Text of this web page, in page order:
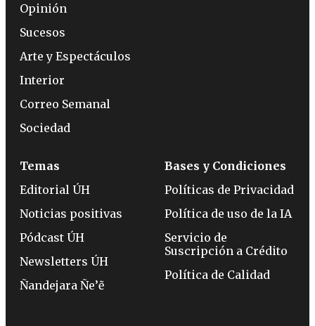
Opinión
Sucesos
Arte y Espectáculos
Interior
Correo Semanal
Sociedad
Temas
Editorial ÚH
Noticias positivas
Pódcast ÚH
Newsletters ÚH
Ñandejara Ñe’ẽ
Bases y Condiciones
Políticas de Privacidad
Política de uso de la IA
Servicio de
Suscripción a Crédito
Política de Calidad